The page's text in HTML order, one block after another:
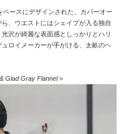
ースにデザインされた、カバーオー
、ウエストにはシェイプが入る独自
沢が綺麗な表面感としっかりとハリ
ロイメーカーが手がける、太畝のヘ
Glad Gray Flannel >